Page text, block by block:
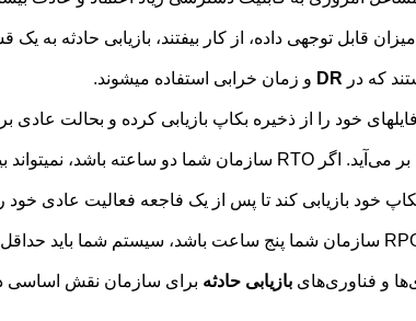
قابل توجهی داده، از کار بیفتند، بازیابی حادثه
DR و زمان خرابی استفاده میشوند.
خود را از ذخیره بکاپ بازیابی کرده و بحالت عادی
خود بازیابی کند تا پس از یک فاجعه فعالیت عادی خود
بازیابی حادثه برای سازمان نقش اساسی